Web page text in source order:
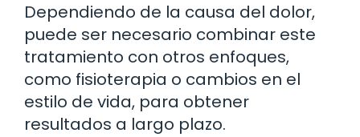
Dependiendo de la causa del dolor,
puede ser necesario combinar este
tratamiento con otros enfoques,
como fisioterapia o cambios en el
estilo de vida, para obtener
resultados a largo plazo.